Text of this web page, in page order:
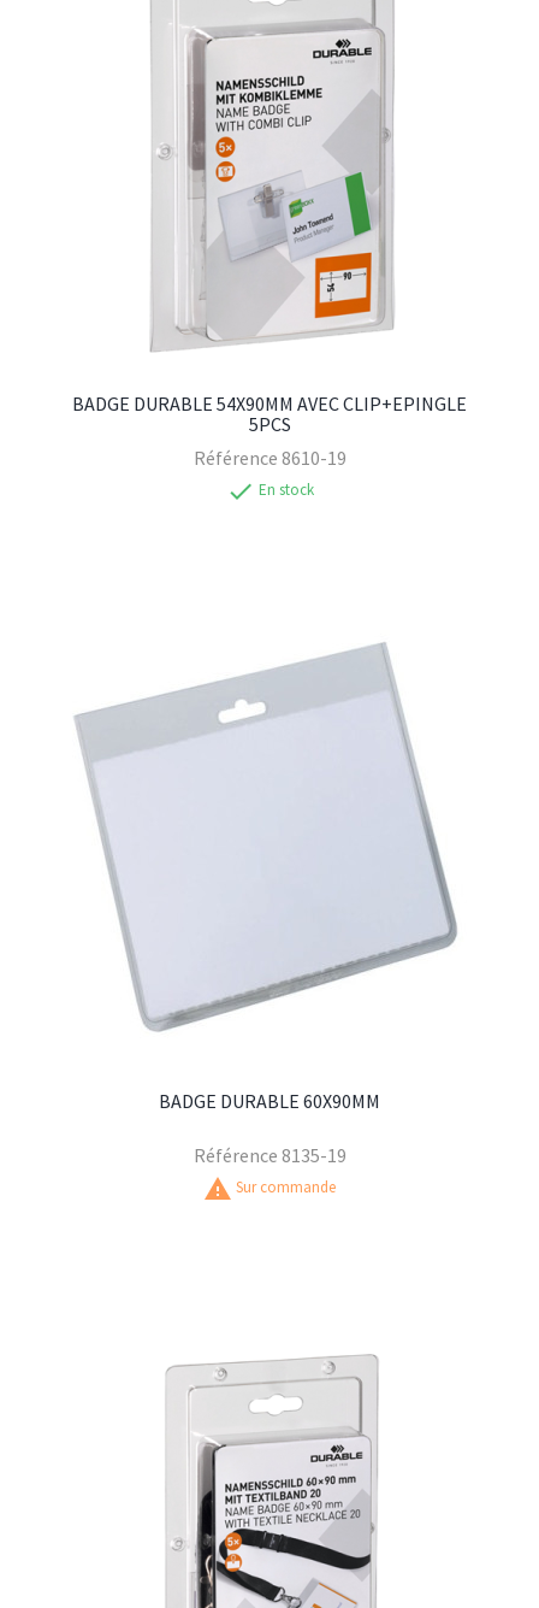
BADGE DURABLE 54X90MM AVEC CLIP+EPINGLE
5PCS
Référence 8610-19
check En stock
BADGE DURABLE 60X90MM
Référence 8135-19
warning Sur commande